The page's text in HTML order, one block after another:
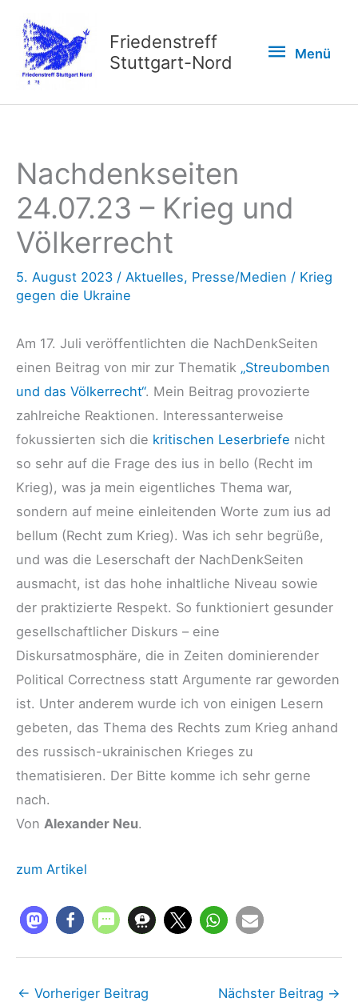
Inhalt
springen
Friedenstreff
Stuttgart-Nord
Menü
Menü
Nachdenkseiten
24.07.23 – Krieg und
Völkerrecht
5. August 2023 / Aktuelles, Presse/Medien / Krieg
gegen die Ukraine
Am 17. Juli veröffentlichten die NachDenkSeiten
einen Beitrag von mir zur Thematik „Streubomben
und das Völkerrecht“. Mein Beitrag provozierte
zahlreiche Reaktionen. Interessanterweise
fokussierten sich die kritischen Leserbriefe nicht
so sehr auf die Frage des ius in bello (Recht im
Krieg), was ja mein eigentliches Thema war,
sondern auf meine einleitenden Worte zum ius ad
bellum (Recht zum Krieg). Was ich sehr begrüße,
und was die Leserschaft der NachDenkSeiten
ausmacht, ist das hohe inhaltliche Niveau sowie
der praktizierte Respekt. So funktioniert gesunder
gesellschaftlicher Diskurs – eine
Diskursatmosphäre, die in Zeiten dominierender
Political Correctness statt Argumente rar geworden
ist. Unter anderem wurde ich von einigen Lesern
gebeten, das Thema des Rechts zum Krieg anhand
des russisch-ukrainischen Krieges zu
thematisieren. Der Bitte komme ich sehr gerne
nach.
Von Alexander Neu.
zum Artikel
← Vorheriger Beitrag Nächster Beitrag →